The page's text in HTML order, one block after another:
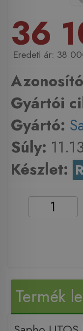
36 38
Gyártói
Gyártó:
Súly:
Készlet:
Termék